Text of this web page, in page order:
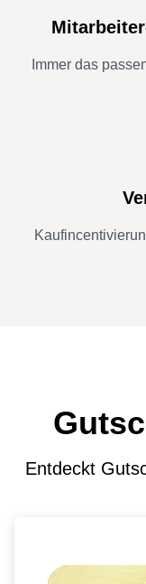
Immer das
Entdeckt